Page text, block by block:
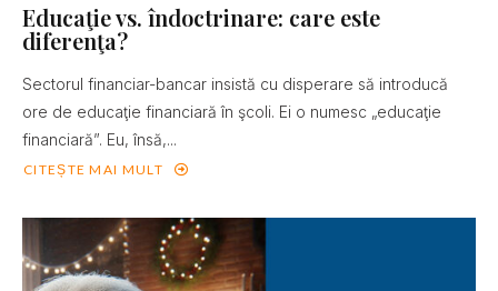
Educaţie vs. îndoctrinare: care este
diferenţa?
Sectorul financiar-bancar insistă cu disperare să introducă
ore de educaţie financiară în şcoli. Ei o numesc „educaţie
financiară”. Eu, însă,...
CITEȘTE MAI MULT